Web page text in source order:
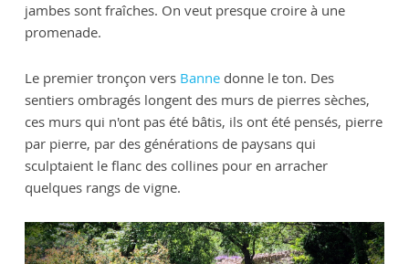
jambes sont fraîches. On veut presque croire à une
promenade.
Le premier tronçon vers Bannedonne le ton. Des
sentiers ombragés longent des murs de pierres sèches,
ces murs qui n'ont pas été bâtis, ils ont été pensés, pierre
par pierre, par des générations de paysans qui
sculptaient le flanc des collines pour en arracher
quelques rangs de vigne.